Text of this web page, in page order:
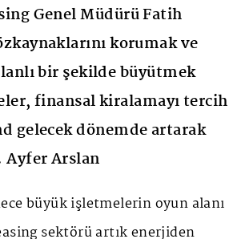
Genel Müdürü Fatih
korumak ve
bir şekilde büyütmek
finansal kiralamayı tercih
gelecek dönemde artarak
Ayfer Arslan
büyük işletmelerin oyun alanı
sektörü artık enerjiden